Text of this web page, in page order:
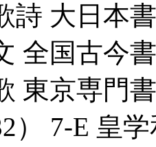
詩 大日本
全国古今
東京専門
） 7-E 皇